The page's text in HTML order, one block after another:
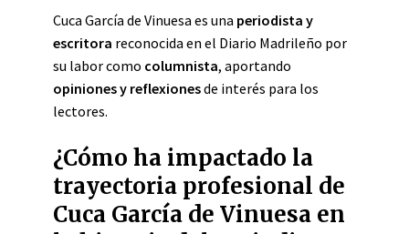
Cuca García de Vinuesa es una periodista y
escritora reconocida en el Diario Madrileño por
su labor como columnista, aportando
opiniones y reflexionesde interés para los
lectores.
¿Cómo ha impactado la
trayectoria profesional de
Cuca García de Vinuesa en